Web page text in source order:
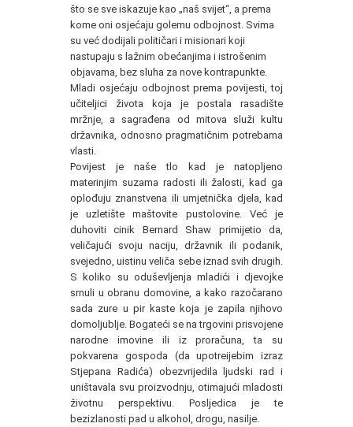
što se sve iskazuje kao „naš svijet“, a prema
kome oni osjećaju golemu odbojnost. Svima
su već dodijali političari i misionari koji
nastupaju s lažnim obećanjima i istrošenim
objavama, bez sluha za nove kontrapunkte.
Mladi osjećaju odbojnost prema povijesti, toj
učiteljici života koja je postala rasadište
mržnje, a sagrađena od mitova služi kultu
državnika, odnosno pragmatičnim potrebama
vlasti.
Povijest je naše tlo kad je natopljeno
materinjim suzama radosti ili žalosti, kad ga
oplođuju znanstvena ili umjetnička djela, kad
je uzletište maštovite pustolovine. Već je
duhoviti cinik Bernard Shaw primijetio da,
veličajući svoju naciju, državnik ili podanik,
svejedno, uistinu veliča sebe iznad svih drugih.
S koliko su oduševljenja mladići i djevojke
srnuli u obranu domovine, a kako razočarano
sada zure u pir kaste koja je zapila njihovo
domoljublje. Bogateći se na trgovini prisvojene
narodne imovine ili iz proračuna, ta su
pokvarena gospoda (da upotreijebim izraz
Stjepana Radića) obezvrijedila ljudski rad i
uništavala svu proizvodnju, otimajući mladosti
životnu perspektivu. Posljedica je te
bezizlanosti pad u alkohol, drogu, nasilje.